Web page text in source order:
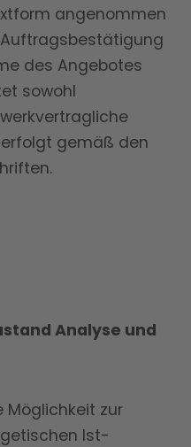
angenommen
des Angebotes
sowohl
erfolgt gemäß den
Analyse und
Möglichkeit zur
Ist-